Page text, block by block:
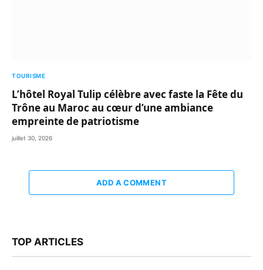
TOURISME
L’hôtel Royal Tulip célèbre avec faste la Fête du
Trône au Maroc au cœur d’une ambiance
empreinte de patriotisme
juillet 30, 2026
ADD A COMMENT
TOP ARTICLES